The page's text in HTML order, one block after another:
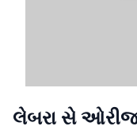
લેબરા સે